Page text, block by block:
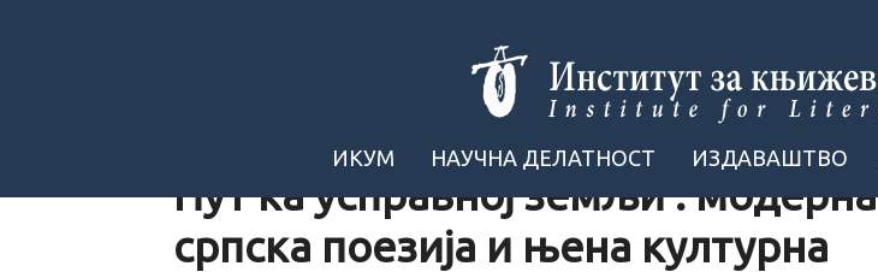
ИКУМ НАУЧНА ДЕЛАТНОСТ ИЗДАВАШТВО
Пут ка усправној земљи : модерна
српска поезија и њена културна